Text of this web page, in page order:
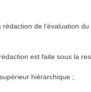
de l’évaluation
est faite sous la
hiérarchique ;